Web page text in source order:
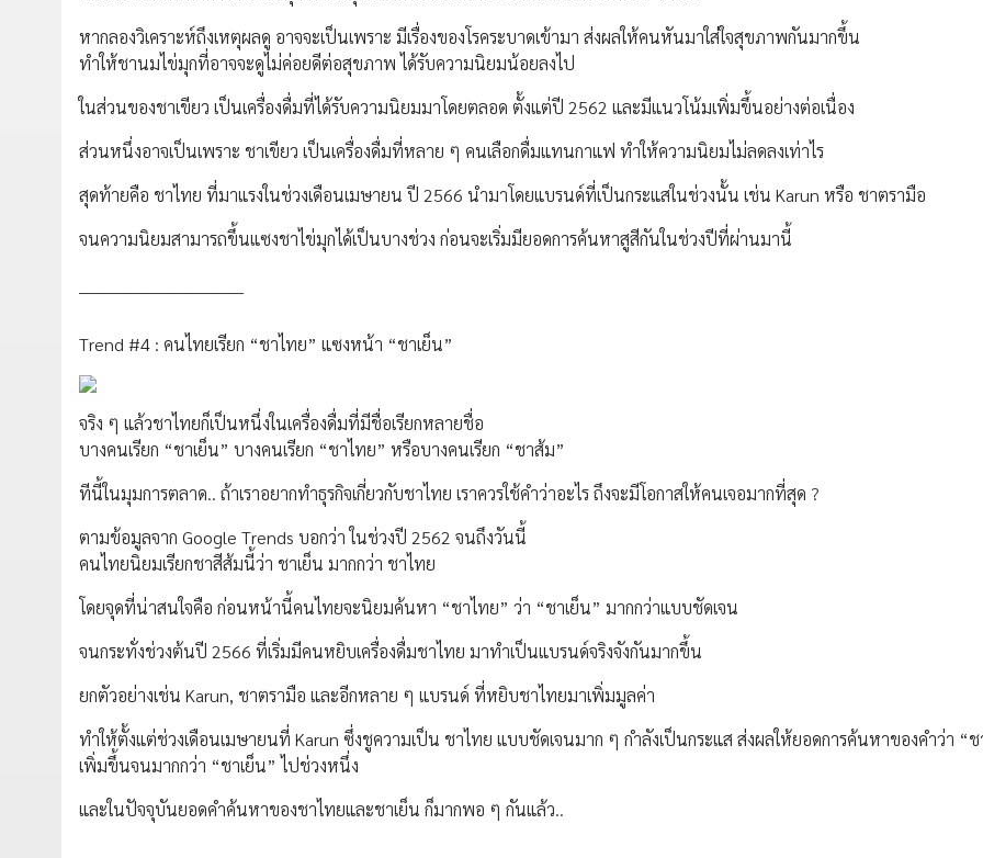
หากลองวิเคราะห์ถึงเหตุผลดู อาจจะเป็นเพราะ มีเรื่องของโรคระบาดเข้ามา ส่งผลให้คนหันมาใส่ใจสุขภาพกันมากขึ้น
ทำให้ชานมไข่มุกที่อาจจะดูไม่ค่อยดีต่อสุขภาพ ได้รับความนิยมน้อยลงไป
ในส่วนของชาเขียว เป็นเครื่องดื่มที่ได้รับความนิยมมาโดยตลอด ตั้งแต่ปี 2562 และมีแนวโน้มเพิ่มขึ้นอย่างต่อเนื่อง
ส่วนหนึ่งอาจเป็นเพราะ ชาเขียว เป็นเครื่องดื่มที่หลาย ๆ คนเลือกดื่มแทนกาแฟ ทำให้ความนิยมไม่ลดลงเท่าไร
สุดท้ายคือ ชาไทย ที่มาแรงในช่วงเดือนเมษายน ปี 2566 นำมาโดยแบรนด์ที่เป็นกระแสในช่วงนั้น เช่น Karun หรือ ชาตรามือ
จนความนิยมสามารถขึ้นแซงชาไข่มุกได้เป็นบางช่วง ก่อนจะเริ่มมียอดการค้นหาสูสีกันในช่วงปีที่ผ่านมานี้
Trend #4 : คนไทยเรียก “ชาไทย” แซงหน้า “ชาเย็น”
จริง ๆ แล้วชาไทยก็เป็นหนึ่งในเครื่องดื่มที่มีชื่อเรียกหลายชื่อ
บางคนเรียก “ชาเย็น” บางคนเรียก “ชาไทย” หรือบางคนเรียก “ชาส้ม”
ทีนี้ในมุมการตลาด.. ถ้าเราอยากทำธุรกิจเกี่ยวกับชาไทย เราควรใช้คำว่าอะไร ถึงจะมีโอกาสให้คนเจอมากที่สุด ?
ตามข้อมูลจาก Google Trends บอกว่า ในช่วงปี 2562 จนถึงวันนี้
คนไทยนิยมเรียกชาสีส้มนี้ว่า ชาเย็น มากกว่า ชาไทย
โดยจุดที่น่าสนใจคือ ก่อนหน้านี้คนไทยจะนิยมค้นหา “ชาไทย” ว่า “ชาเย็น” มากกว่าแบบชัดเจน
จนกระทั่งช่วงต้นปี 2566 ที่เริ่มมีคนหยิบเครื่องดื่มชาไทย มาทำเป็นแบรนด์จริงจังกันมากขึ้น
ยกตัวอย่างเช่น Karun, ชาตรามือ และอีกหลาย ๆ แบรนด์ ที่หยิบชาไทยมาเพิ่มมูลค่า
ทำให้ตั้งแต่ช่วงเดือนเมษายนที่ Karun ซึ่งชูความเป็น ชาไทย แบบชัดเจนมาก ๆ กำลังเป็นกระแส ส่งผลให้ยอดการค้นหาของคำว่า “ช
เพิ่มขึ้นจนมากกว่า “ชาเย็น” ไปช่วงหนึ่ง
และในปัจจุบันยอดคำค้นหาของชาไทยและชาเย็น ก็มากพอ ๆ กันแล้ว..